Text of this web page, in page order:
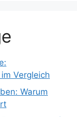
Vergleich
Warum